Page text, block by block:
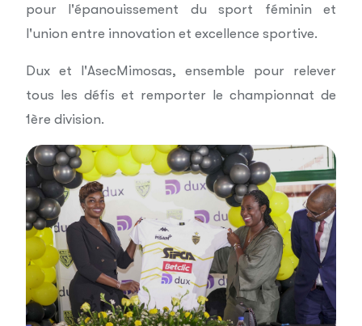
pour l'épanouissement du sport féminin et
l'union entre innovation et excellence sportive.
Dux et l'AsecMimosas, ensemble pour relever
tous les défis et remporter le championnat de
1ère division.